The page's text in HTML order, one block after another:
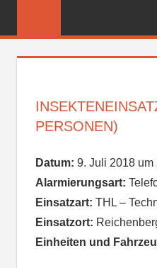
PERSONEN)
Datum: 9. Juli 2018 um
Alarmierungsart:
Einsatzart: THL –
Einsatzort:
Einheiten und